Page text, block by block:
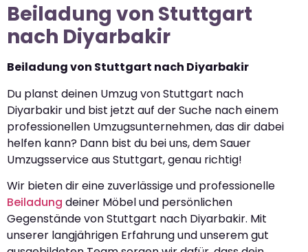
Beiladung von Stuttgart
nach Diyarbakir
Beiladung von Stuttgart nach Diyarbakir
Du planst deinen Umzug von Stuttgart nach
Diyarbakir und bist jetzt auf der Suche nach einem
professionellen Umzugsunternehmen, das dir dabei
helfen kann? Dann bist du bei uns, dem Sauer
Umzugsservice aus Stuttgart, genau richtig!
Wir bieten dir eine zuverlässige und professionelle
Beiladung deiner Möbel und persönlichen
Gegenstände von Stuttgart nach Diyarbakir. Mit
unserer langjährigen Erfahrung und unserem gut